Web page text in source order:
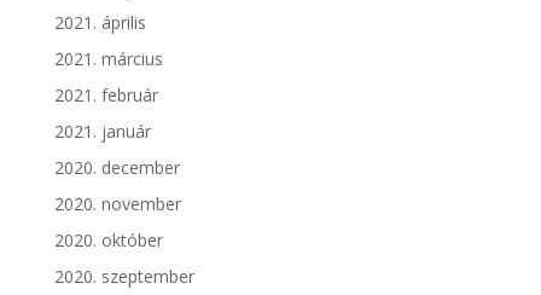
2021. április
2021. március
2021. február
2021. január
2020. december
2020. november
2020. október
2020. szeptember